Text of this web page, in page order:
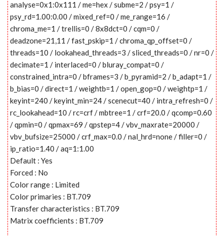
analyse=0x1:0x111 / me=hex / subme=2 / psy=1 /
psy_rd=1.00:0.00 / mixed_ref=0 / me_range=16 /
chroma_me=1 / trellis=0 / 8x8dct=0 / cqm=0 /
deadzone=21,11 / fast_pskip=1 / chroma_qp_offset=0 /
threads=10 / lookahead_threads=3 / sliced_threads=0 / nr=0 /
decimate=1 / interlaced=0 / bluray_compat=0 /
constrained_intra=0 / bframes=3 / b_pyramid=2 / b_adapt=1 /
b_bias=0 / direct=1 / weightb=1 / open_gop=0 / weightp=1 /
keyint=240 / keyint_min=24 / scenecut=40 / intra_refresh=0 /
rc_lookahead=10 / rc=crf / mbtree=1 / crf=20.0 / qcomp=0.60
/ qpmin=0 / qpmax=69 / qpstep=4 / vbv_maxrate=20000 /
vbv_bufsize=25000 / crf_max=0.0 / nal_hrd=none / filler=0 /
ip_ratio=1.40 / aq=1:1.00
Default : Yes
Forced : No
Color range : Limited
Color primaries : BT.709
Transfer characteristics : BT.709
Matrix coefficients : BT.709